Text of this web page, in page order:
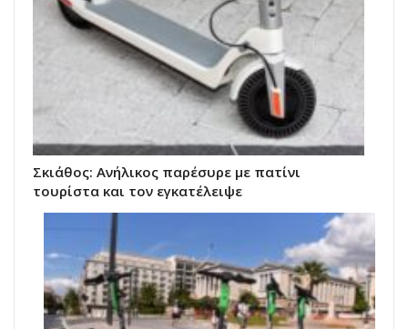
Σκιάθος: Ανήλικος παρέσυρε με πατίνι
τουρίστα και τον εγκατέλειψε